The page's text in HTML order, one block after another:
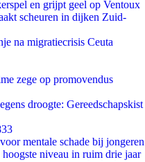
en grijpt geel op Ventoux
scheuren in dijken Zuid-
na migratiecrisis Ceuta
zege op promovendus
droogte: Gereedschapskist
mentale schade bij jongeren
niveau in ruim drie jaar